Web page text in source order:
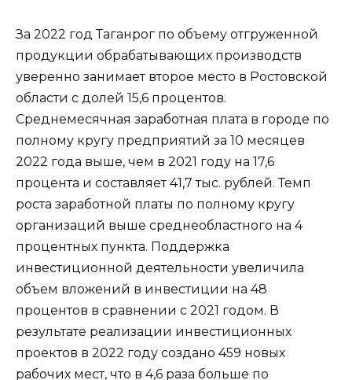
За 2022 год Таганрог по объему отгруженной
продукции обрабатывающих производств
уверенно занимает второе место в Ростовской
области с долей 15,6 процентов.
Среднемесячная заработная плата в городе по
полному кругу предприятий за 10 месяцев
2022 года выше, чем в 2021 году на 17,6
процента и составляет 41,7 тыс. рублей. Темп
роста заработной платы по полному кругу
организаций выше среднеобластного на 4
процентных пункта. Поддержка
инвестиционной деятельности увеличила
объем вложений в инвестиции на 48
процентов в сравнении с 2021 годом. В
результате реализации инвестиционных
проектов в 2022 году создано 459 новых
рабочих мест, что в 4,6 раза больше по